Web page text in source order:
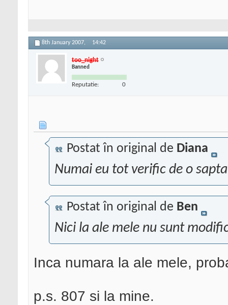
8th January 2007, 14:42
too_night
Banned
Reputatie: 0
Postat în original de Diana
Numai eu tot verific de o
Postat în original de Ben
Nici la ale mele nu sunt
Inca numara la ale mele,
p.s. 807 si la mine.